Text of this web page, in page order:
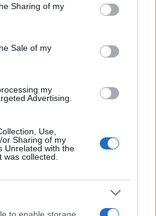
behaviour. You may click to
and its third-party tags to
purposes in below Google
Sharing of my
Sale of my
my
Advertising.
Use,
Sharing of my
Unrelated with the
collected.
to enable storage
2000 /2000
από reCAPTCHA, ισχύουν
Χρήσηςτης Google.
Κόσμος